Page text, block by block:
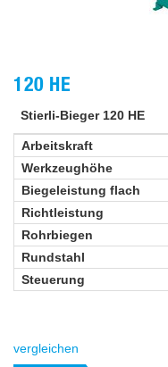
120 HE
Stierli-Bieger 120 HE
Arbeitskraft
Werkzeughöhe
Biegeleistung flach
Richtleistung
Rohrbiegen
Rundstahl
Steuerung
vergleichen